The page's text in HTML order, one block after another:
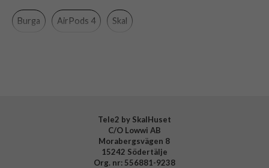
Material
Burga AirPods 4 Skal
Tele2 by SkalHuset
C/O Lowwi AB
Morabergsvägen 8
15242 Södertälje
Org. nr: 556881-9238